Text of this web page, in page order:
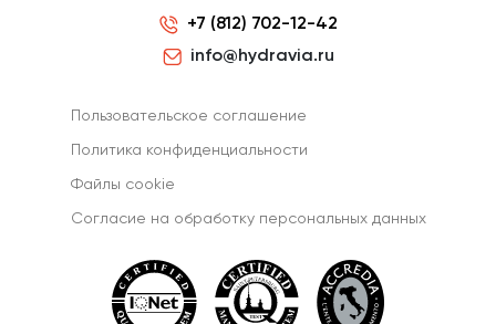
+7 (812) 702-12-42
info@hydravia.ru
Пользовательское соглашение
Политика конфиденциальности
Файлы cookie
Согласиe на обработку персональных данных